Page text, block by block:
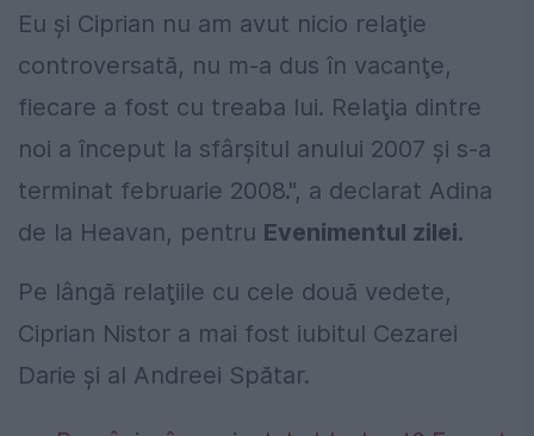
Eu şi Ciprian nu am avut nicio relaţie
controversată, nu m-a dus în vacanţe,
fiecare a fost cu treaba lui. Relaţia dintre
noi a început la sfârşitul anului 2007 şi s-a
terminat februarie 2008.", a declarat Adina
de la Heavan, pentru Evenimentul zilei.
Pe lângă relaţiile cu cele două vedete,
Ciprian Nistor a mai fost iubitul Cezarei
Darie şi al Andreei Spătar.